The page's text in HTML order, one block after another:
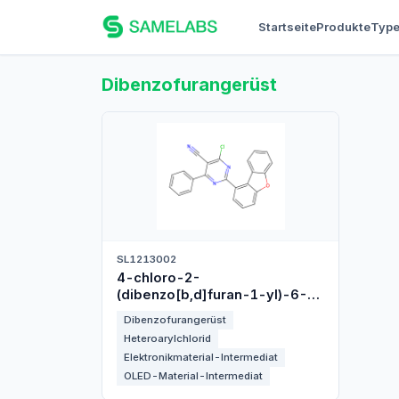
StartseiteProdukte
Dibenzofurangerüst
SL1213002
4-chloro-2-
(dibenzo[b,d]furan-1-yl)-6-
carbonitrile
Dibenzofurangerüst
Heteroarylchlorid
Elektronikmaterial-Intermediat
OLED-Material-Intermediat